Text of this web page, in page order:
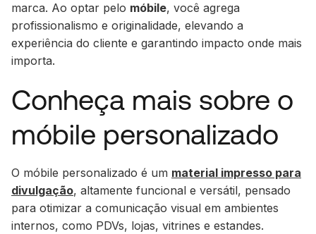
marca. Ao optar pelo móbile, você agrega
profissionalismo e originalidade, elevando a
experiência do cliente e garantindo impacto onde mais
importa.
Conheça mais sobre o
móbile personalizado
O móbile personalizado é um material impresso para
divulgação, altamente funcional e versátil, pensado
para otimizar a comunicação visual em ambientes
internos, como PDVs, lojas, vitrines e estandes.